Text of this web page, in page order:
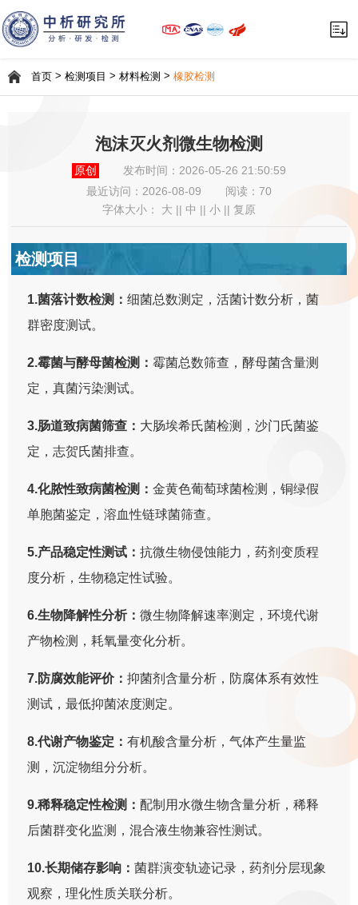
首页> 检测项目 > 材料检测 > 橡胶检测
泡沫灭火剂微生物检测
原创
发布时间：2026-05-26 21:50:59
最近访问：2026-08-09
阅读：70
字体大小： 大 中 小 复原
检测项目
1.菌落计数检测：细菌总数测定，活菌计数分析，菌
群密度测试。
2.霉菌与酵母菌检测：霉菌总数筛查，酵母菌含量测
定，真菌污染测试。
3.肠道致病菌筛查： 大肠埃希氏菌检测，沙门氏菌鉴
定，志贺氏菌排查。
4.化脓性致病菌检测：金黄色葡萄球菌检测，铜绿假
单胞菌鉴定，溶血性链球菌筛查。
5.产品稳定性测试：抗微生物侵蚀能力，药剂变质程
度分析，生物稳定性试验。
6.生物降解性分析：微生物降解速率测定，环境代谢
产物检测，耗氧量变化分析。
7.防腐效能评价：抑菌剂含量分析，防腐体系有效性
测试，最低抑菌浓度测定。
8.代谢产物鉴定：有机酸含量分析，气体产生量监
测，沉淀物组分分析。
9.稀释稳定性检测： 配制用水微生物含量分析，稀释
后菌群变化监测，混合液生物兼容性测试。
10.长期储存影响：菌群演变轨迹记录，药剂分层现象
观察，理化性质关联分析。